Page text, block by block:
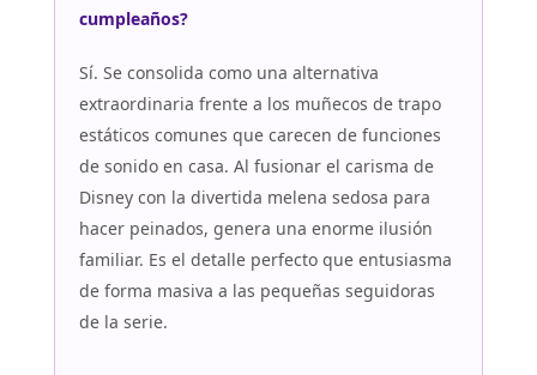
cumpleaños?
Sí. Se consolida como una alternativa
extraordinaria frente a los muñecos de trapo
estáticos comunes que carecen de funciones
de sonido en casa. Al fusionar el carisma de
Disney con la divertida melena sedosa para
hacer peinados, genera una enorme ilusión
familiar. Es el detalle perfecto que entusiasma
de forma masiva a las pequeñas seguidoras
de la serie.